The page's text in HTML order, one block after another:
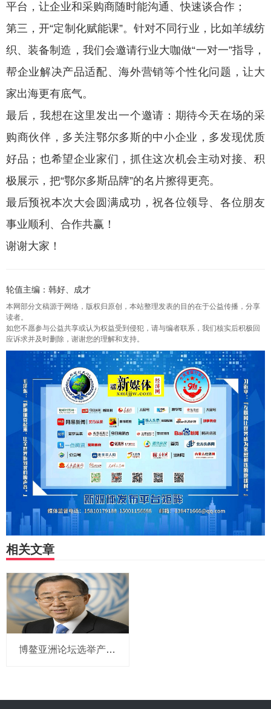
平台，让企业和采购商随时能沟通、快速谈合作；
第三，开“定制化赋能课”。针对不同行业，比如羊绒纺
织、装备制造，我们会邀请行业大咖做“一对一”指导，
帮企业解决产品适配、海外营销等个性化问题，让大
家出海更有底气。
最后，我想在这里发出一个邀请：期待今天在场的采
购商伙伴，多关注鄂尔多斯的中小企业，多发现优质
好品；也希望企业家们，抓住这次机会主动对接、积
极展示，把“鄂尔多斯品牌”的名片擦得更亮。
最后预祝本次大会圆满成功，祝各位领导、各位朋友
事业顺利、合作共赢！
谢谢大家！
轮值主编：韩好、成才
本网部分文稿源于网络，版权归原创，本站整理发表的目的在于公益传播，分享
读者。
如您不愿参与公益共享或认为权益受到侵犯，请与编者联系，我们核实后积极回
应诉求并及时删除，谢谢您的理解和支持。
相关文章
博鳌亚洲论坛选举产生新一届理事会 潘基文当选理事长